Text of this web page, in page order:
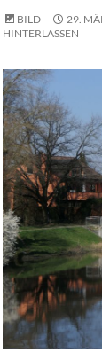
BILD 29.
HINTERLASSEN